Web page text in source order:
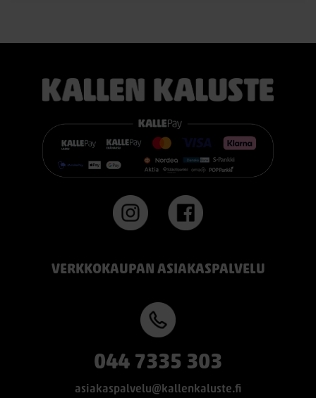
VERKKOKAUPAN ASIAKASPALVELU
044 7335 303
asiakaspalvelu@kallenkaluste.fi